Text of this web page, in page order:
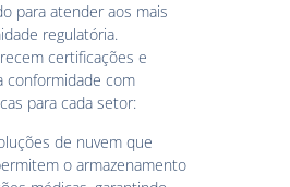
para atender aos mais
regulatória.
certificações e
conformidade com
para cada setor:
de nuvem que
o armazenamento